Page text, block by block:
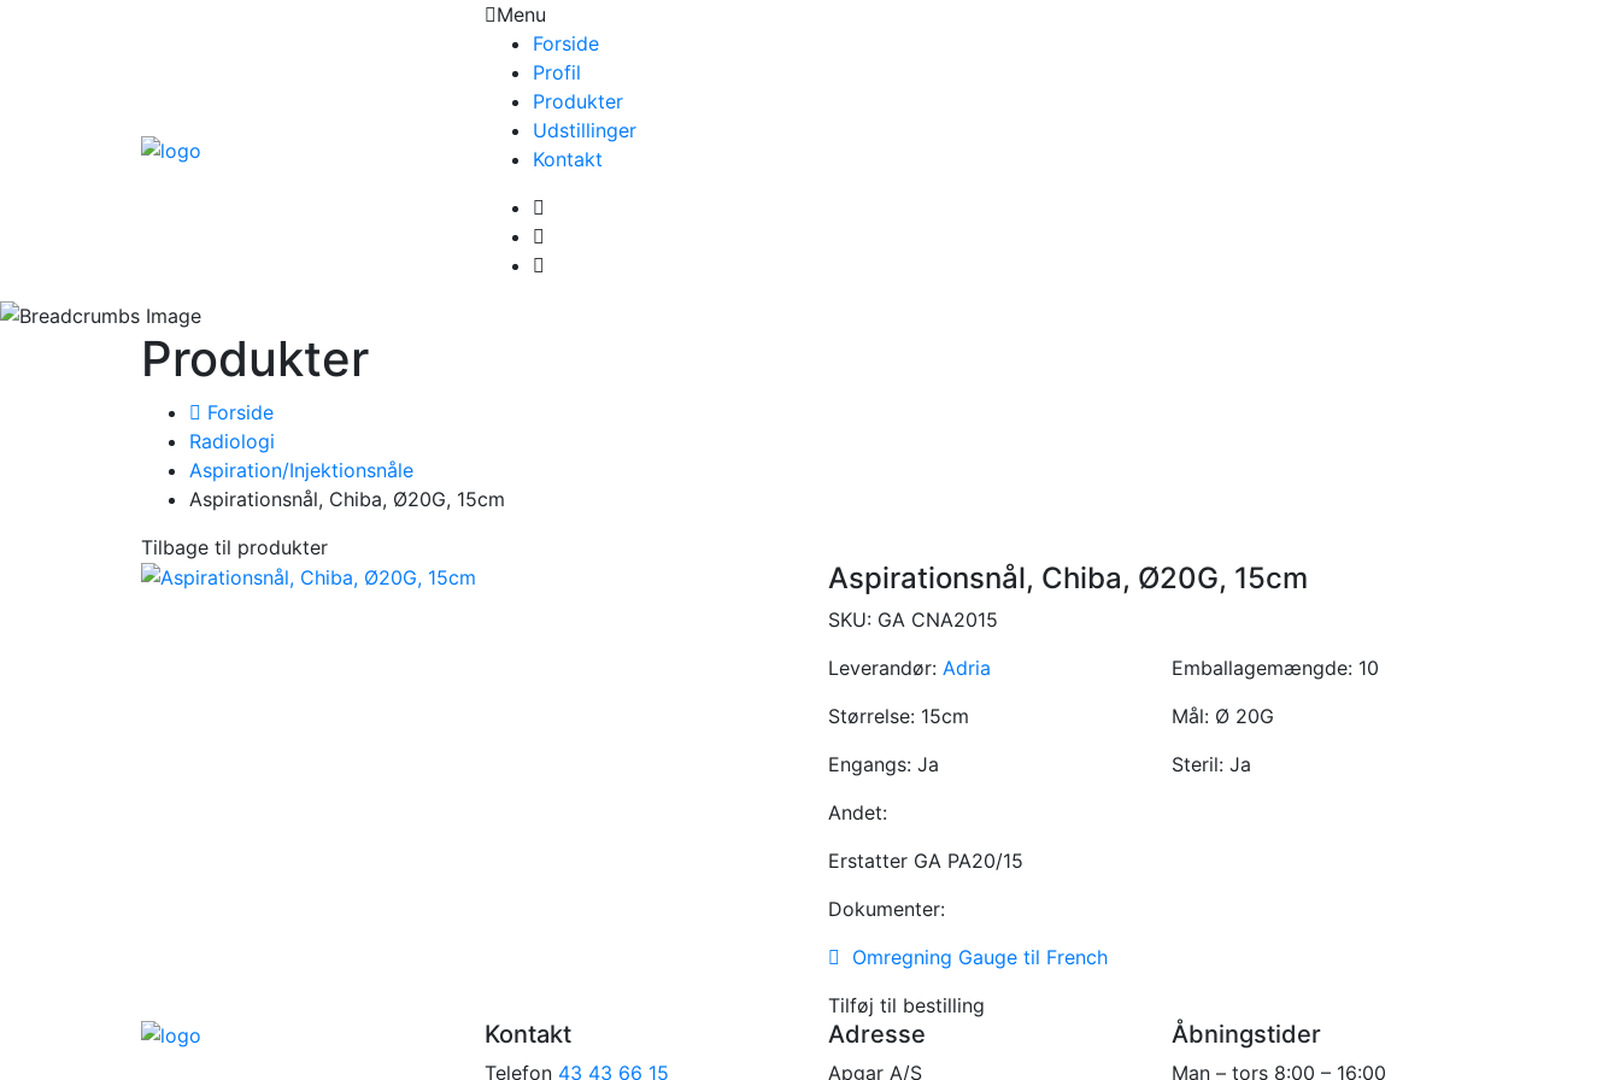
Menu
Forside
Profil
Produkter
Udstillinger
Kontakt
Produkter
Forside
Radiologi
Aspiration/Injektionsnåle
Aspirationsnål, Chiba, Ø20G, 15cm
Tilbage til produkter
Aspirationsnål, Chiba, Ø20G, 15cm
SKU: GA CNA2015
Leverandør: Adria Emballagemængde: 10
Størrelse: 15cm Mål: Ø 20G
Engangs: Ja Steril: Ja
Andet:
Erstatter GA PA20/15
Dokumenter:
Omregning Gauge til French
Tilføj til bestilling
Kontakt
Telefon 43 43 66 15
Adresse
Apgar A/S
Åbningstider
Man – tors 8:00 – 16:00